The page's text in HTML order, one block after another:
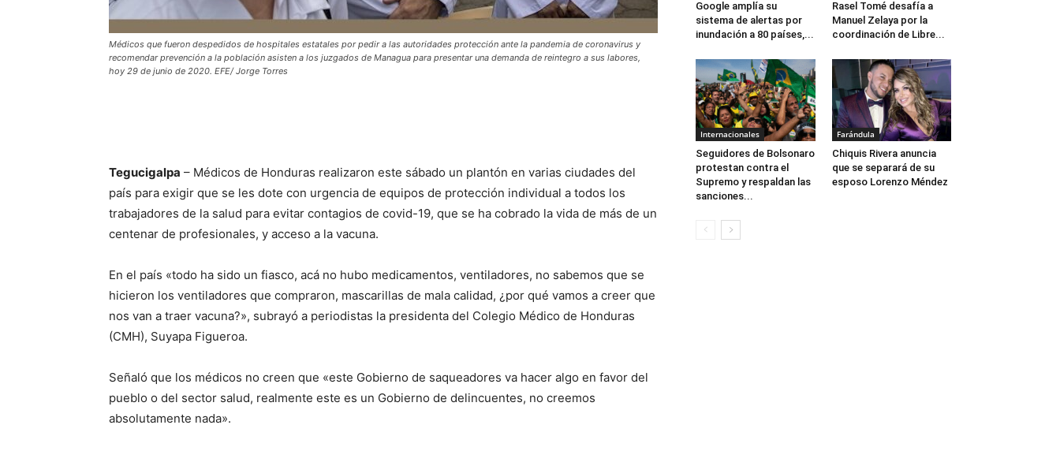
Médicos que fueron despedidos de hospitales estatales por pedir a las autoridades protección ante la pandemia de coronavirus y
recomendar prevención a la población asisten a los juzgados de Managua para presentar una demanda de reintegro a sus labores,
hoy 29 de junio de 2020. EFE/ Jorge Torres
Tegucigalpa – Médicos de Honduras realizaron este sábado un plantón en varias ciudades del
país para exigir que se les dote con urgencia de equipos de protección individual a todos los
trabajadores de la salud para evitar contagios de covid-19, que se ha cobrado la vida de más de un
centenar de profesionales, y acceso a la vacuna.
En el país «todo ha sido un fiasco, acá no hubo medicamentos, ventiladores, no sabemos que se
hicieron los ventiladores que compraron, mascarillas de mala calidad, ¿por qué vamos a creer que
nos van a traer vacuna?», subrayó a periodistas la presidenta del Colegio Médico de Honduras
(CMH), Suyapa Figueroa.
Señaló que los médicos no creen que «este Gobierno de saqueadores va hacer algo en favor del
pueblo o del sector salud, realmente este es un Gobierno de delincuentes, no creemos
absolutamente nada».
Google amplía su
sistema de alertas por
inundación a 80 países,...
Rasel Tomé desafía a
Manuel Zelaya por la
coordinación de Libre...
Internacionales
Seguidores de Bolsonaro
protestan contra el
Supremo y respaldan las
sanciones...
Farándula
Chiquis Rivera anuncia
que se separará de su
esposo Lorenzo Méndez